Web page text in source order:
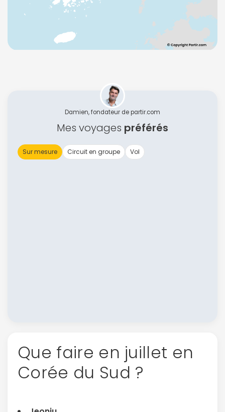
Damien, fondateur de partir.com
Mes voyages préférés
Sur mesure Circuit en groupe Vol
Que faire en juillet en
Corée du Sud ?